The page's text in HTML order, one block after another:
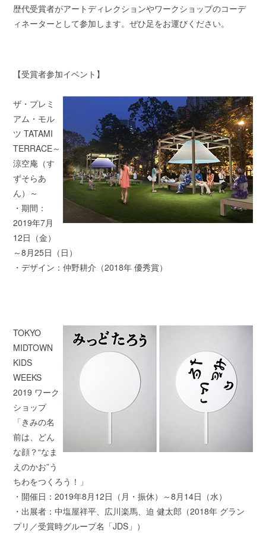
歴代受賞者がアートディレクションやワークショップのコーデ
ィネーターとして参加します。ぜひ足をお運びください。
【受賞者参加イベント】
ザ・プレミ
アム・モル
ツ TATAMI
TERRACE～
涼空庵（す
ずそらあ
ん）～
・期間：
2019年7月
12日（金）
～8月25日（日）
・デザイン：仲野耕介（2018年 優秀賞）
TOKYO
MIDTOWN
KIDS
WEEKS
2019 ワーク
ショップ
「きみの名
前は、どん
な顔？“なま
えのかお”う
ちわをつくろう！」
・開催日：2019年8月12日（月・振休）～8月14日（水）
・出展者：中塩屋祥平、広川楽馬、迫 健太郎（2018年 グラン
プリ／受賞時グループ名「JDS」）